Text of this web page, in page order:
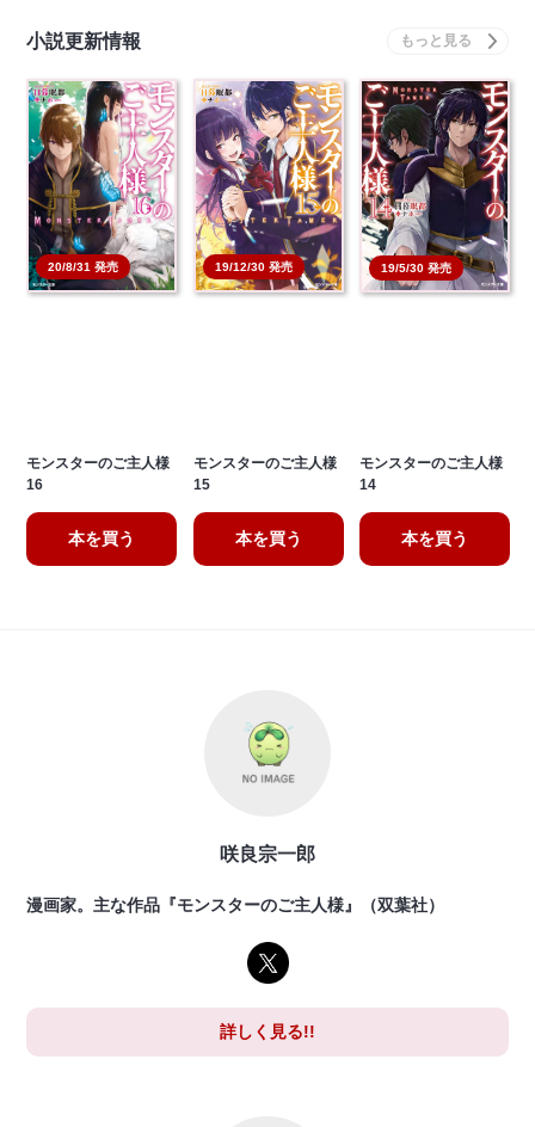
小説更新情報
20/8/31 発売
モンスターのご主人様
16
本を買う
19/12/30 発売
モンスターのご主人様
15
本を買う
19/5/30 発売
モンスターのご主人様
14
本を買う
咲良宗一郎
漫画家。主な作品『モンスターのご主人様』（双葉社）
詳しく見る!!